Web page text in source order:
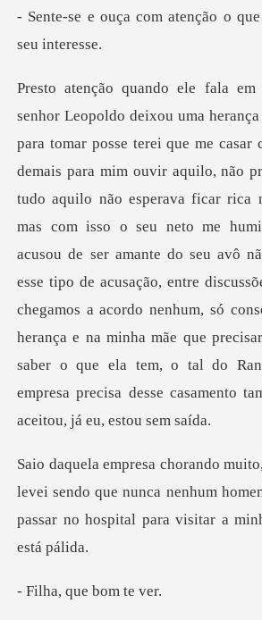
tenção o
ilo não esperava ficar rica
mas com isso o seu neto me
acusou de ser amante do seu avô
esse tipo de acusação, entre
chegamos a acordo
ei sendo que nunca nenhum
passar n
que bom